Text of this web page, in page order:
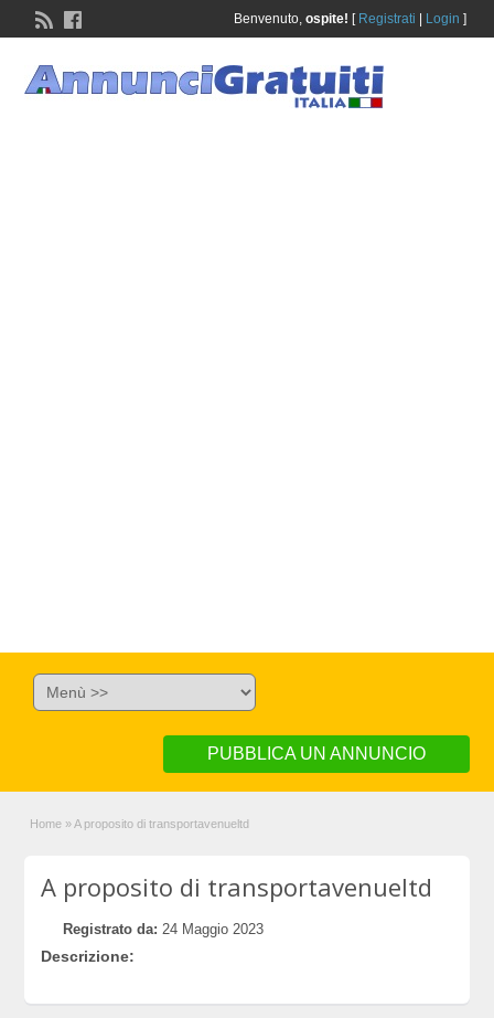
Benvenuto, ospite! [ Registrati Login ]
PUBBLICA UN ANNUNCIO
Home » A proposito di transportavenueltd
A proposito di transportavenueltd
Registrato da: 24 Maggio 2023
Descrizione: